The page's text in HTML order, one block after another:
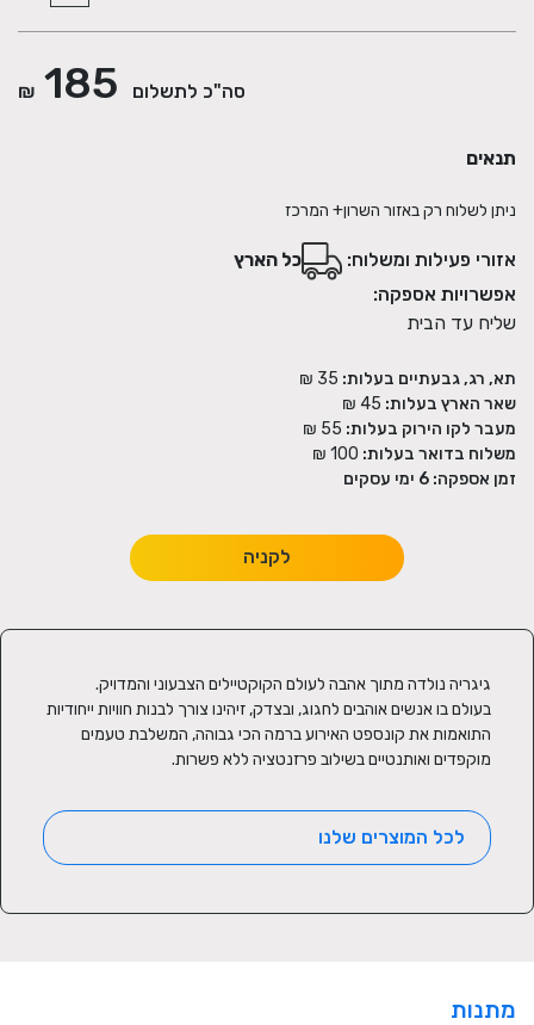
סה"כ לתשלום 185
₪
תנאים
ניתן לשלוח רק באזור השרון+ המרכז
אזורי פעילות ומשלוח:
כל הארץ
אפשרויות אספקה:
שליח עד הבית
תא, רג, גבעתיים בעלות:
שאר הארץ בעלות:
מעבר לקו הירוק בעלות:
משלוח בדואר בעלות:
זמן אספקה: 6 ימי עסקים
לקניה
מוקפדים ואותנטיים בשילוב פרזנטציה ללא פשרות.
לכל המוצרים שלנו
מתנות